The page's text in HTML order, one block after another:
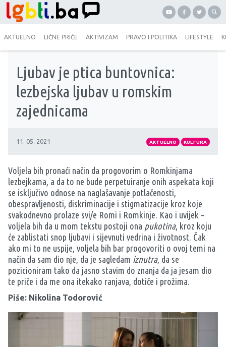
AKTUELNO LIČNE PRIČE AKTIVIZAM PRAVO I POLITIKA LIFESTYLE
Ljubav je ptica buntovnica:
lezbejska ljubav u romskim
zajednicama
11. 05. 2021 AKTUELNO KULTURA
Voljela bih pronaći način da progovorim o Romkinjama
lezbejkama, a da to ne bude perpetuiranje onih aspekata koji
se isključivo odnose na naglašavanje potlačenosti,
obespravljenosti, diskriminacije i stigmatizacije kroz koje
svakodnevno prolaze svi/e Romi i Romkinje. Kao i uvijek –
voljela bih da u mom tekstu postoji ona pukotina, kroz koju
će zablistati snop ljubavi i sijevnuti vedrina i životnost. Čak
ako mi to ne uspije, voljela bih bar progovoriti o ovoj temi na
način da sam dio nje, da je sagledam iznutra, da se
pozicioniram tako da jasno stavim do znanja da ja jesam dio
te priče i da me ona itekako ranjava, dotiče i prožima.
Piše: Nikolina Todorović